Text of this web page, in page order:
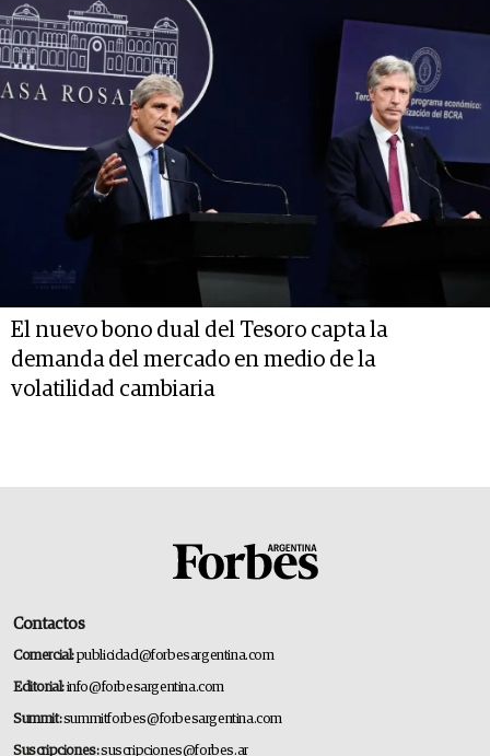
El nuevo bono dual del Tesoro capta la
demanda del mercado en medio de la
volatilidad cambiaria
Contactos
Comercial:publicidad@forbesargentina.com
Editorial:info@forbesargentina.com
Summit:summitforbes@forbesargentina.com
Suscripciones:suscripciones@forbes.ar